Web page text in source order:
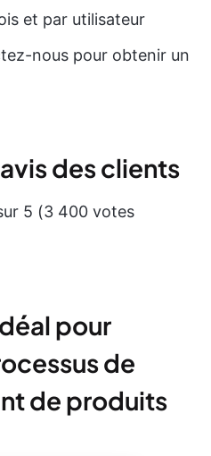
et par utilisateur
nous pour obtenir un
des clients
5 (3 400 votes
pour
de
de produits